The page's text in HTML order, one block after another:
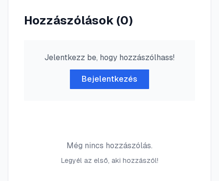
Hozzászólások (0)
Jelentkezz be, hogy hozzászólhass!
Bejelentkezés
Még nincs hozzászólás.
Legyél az első, aki hozzászól!